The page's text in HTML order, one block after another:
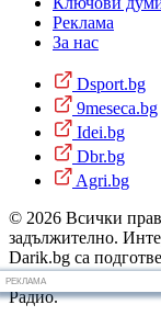
Реклама
За нас
Dsport.bg
9meseca.bg
Idei.bg
Dbr.bg
Agri.bg
© 2026 Всички
задължително.
Darik.bg са
Радио и
Радио.
РЕКЛАМА